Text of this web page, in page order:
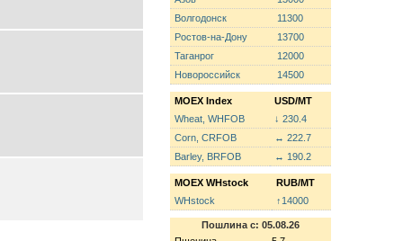
Волгодонск
11300
Ростов-на-Дону
13700
Таганрог
12000
Новороссийск
14500
MOEX Index
USD/MT
Wheat, WHFOB
↓ 230.4
Corn, CRFOB
↔ 222.7
Barley, BRFOB
↔ 190.2
MOEX WHstock
RUB/MT
WHstock
↑14000
Пошлина с: 05.08.26